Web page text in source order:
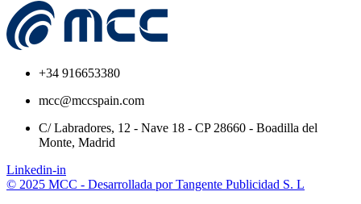
+34 916653380
mcc@mccspain.com
C/ Labradores, 12 - Nave 18 - CP 28660 - Boadilla del
Monte, Madrid
Linkedin-in
© 2025 MCC - Desarrollada por Tangente Publicidad S. L